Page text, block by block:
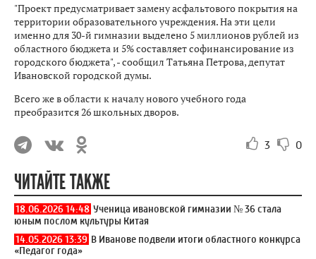
"Проект предусматривает замену асфальтового покрытия на
территории образовательного учреждения. На эти цели
именно для 30-й гимназии выделено 5 миллионов рублей из
областного бюджета и 5% составляет софинансирование из
городского бюджета", - сообщил Татьяна Петрова, депутат
Ивановской городской думы.
Всего же в области к началу нового учебного года
преобразится 26 школьных дворов.
3 0
ЧИТАЙТЕ ТАКЖЕ
18.06.2026 14:48 Ученица ивановской гимназии № 36 стала
юным послом культуры Китая
14.05.2026 13:39 В Иванове подвели итоги областного конкурса
«Педагог года»